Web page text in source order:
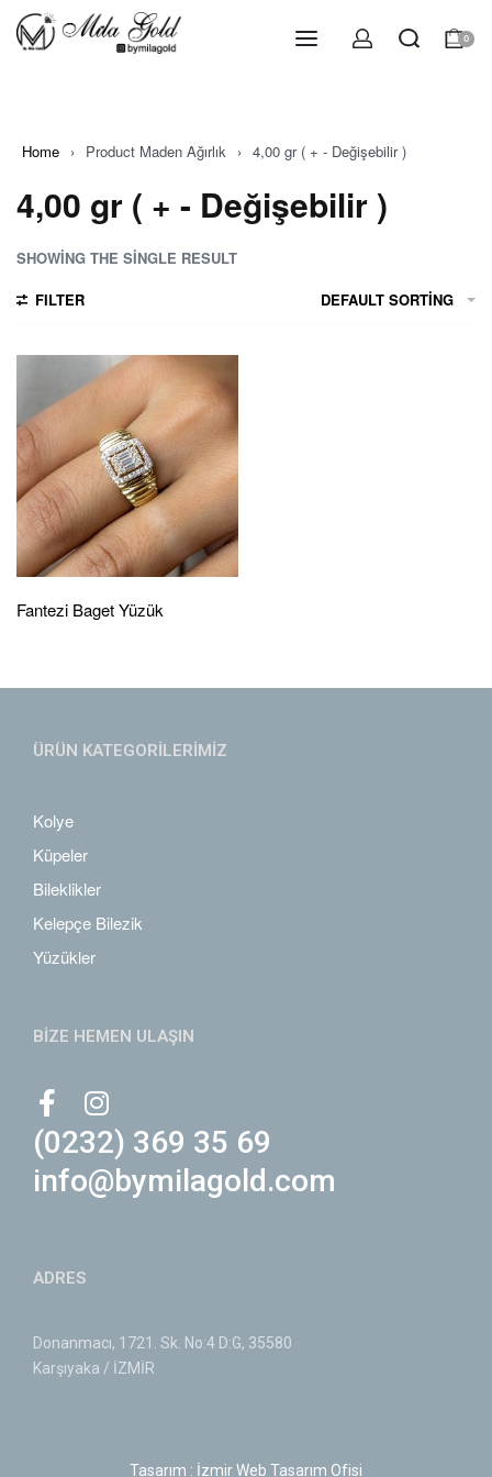
0
Home › Product Maden Ağırlık › 4,00 gr ( + - Değişebilir )
4,00 gr ( + - Değişebilir )
SHOWING THE SINGLE RESULT
FILTER
DEFAULT SORTING
Fantezi Baget Yüzük
ÜRÜN KATEGORİLERİMİZ
Kolye
Küpeler
Bileklikler
Kelepçe Bilezik
Yüzükler
BİZE HEMEN ULAŞIN
(0232) 369 35 69
info@bymilagold.com
ADRES
Donanmacı, 1721. Sk. No:4 D:G, 35580
Karşıyaka / İZMİR
Tasarım : İzmir Web Tasarım Ofisi